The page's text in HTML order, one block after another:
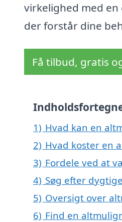
virkelighed med
der forstår dine
Få tilbud, gratis
1) Hvad kan en
2) Hvad koster en
3) Fordele ved at
4) Søg efter
5) Oversigt over
6) Find en